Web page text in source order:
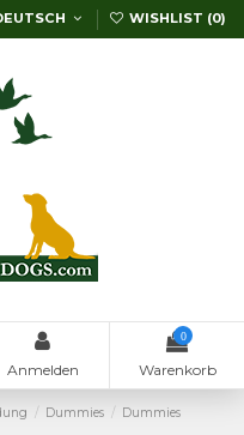
WISHLIST (0)
Anmelden
0
Warenkorb
Dummies
Dummies